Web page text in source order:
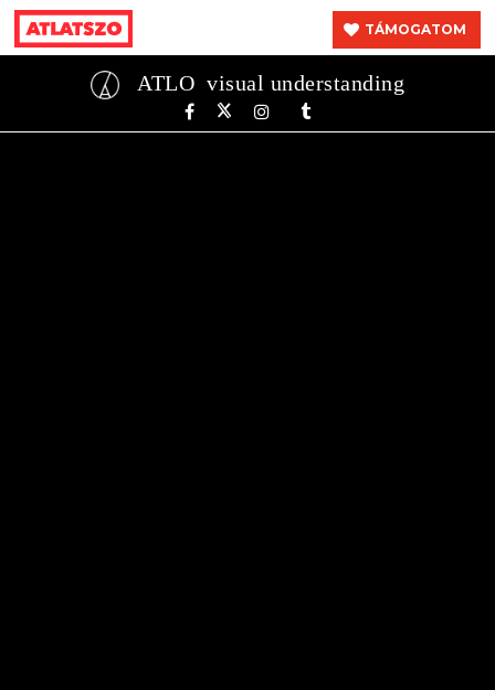
TÁMOGATOM
ATLO visual understanding